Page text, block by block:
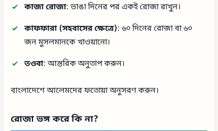
কাজা রোজা: ভাঙা দিনের পর একই রোজা রাখুন।
কাফফারা (সহবাসের ক্ষেত্রে): ৬০ দিনের রোজা বা ৬০
জন মুসলমানকে খাওয়ানো।
তওবা: আন্তরিক অনুতাপ করুন।
বাংলাদেশে আলেমদের ফতোয়া অনুসরণ করুন।
রোজা ভঙ্গ করে কি না?